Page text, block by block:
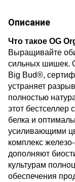
Описание
Что такое OG
Выращивайте
сильных шишек.
Big Bud®,
устраняет
полностью
этот бестселлер
белка и
усиливающими
комплекс
дополняют
культурам
обеспечения